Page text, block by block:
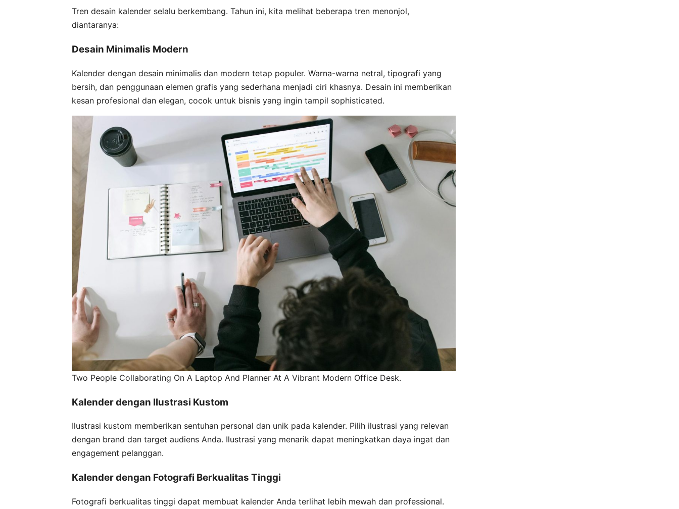
Tren desain kalender selalu berkembang. Tahun ini, kita melihat beberapa tren menonjol,
diantaranya:
Desain Minimalis Modern
Kalender dengan desain minimalis dan modern tetap populer. Warna-warna netral, tipografi yang
bersih, dan penggunaan elemen grafis yang sederhana menjadi ciri khasnya. Desain ini memberikan
kesan profesional dan elegan, cocok untuk bisnis yang ingin tampil sophisticated.
Two People Collaborating On A Laptop And Planner At A Vibrant Modern Office Desk.
Kalender dengan Ilustrasi Kustom
Ilustrasi kustom memberikan sentuhan personal dan unik pada kalender. Pilih ilustrasi yang relevan
dengan brand dan target audiens Anda. Ilustrasi yang menarik dapat meningkatkan daya ingat dan
engagement pelanggan.
Kalender dengan Fotografi Berkualitas Tinggi
Fotografi berkualitas tinggi dapat membuat kalender Anda terlihat lebih mewah dan professional.